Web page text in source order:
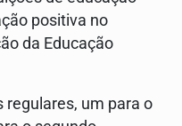
positiva no
da Educação
regulares, um para o